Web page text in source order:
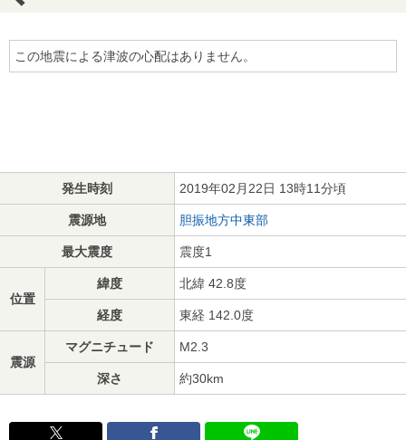
この地震による津波の心配はありません。
発生時刻 2019年02月22日 13時11分頃
震源地 胆振地方中東部
最大震度 震度1
位置
緯度 北緯 42.8度
経度 東経 142.0度
震源
マグニチュード M2.3
深さ 約30km